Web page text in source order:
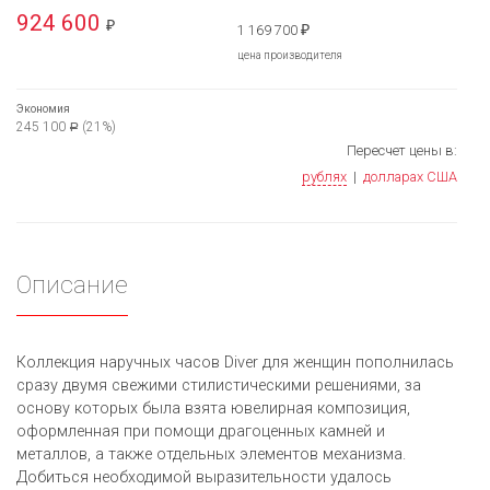
924 600 ₽ 1 169 700 ₽
цена производителя
Экономия
245 100 Р (21%)
Пересчет цены в:
рублях | долларах США
Описание
Коллекция наручных часов Diver для женщин пополнилась
сразу двумя свежими стилистическими решениями, за
основу которых была взята ювелирная композиция,
оформленная при помощи драгоценных камней и
металлов, а также отдельных элементов механизма.
Добиться необходимой выразительности удалось